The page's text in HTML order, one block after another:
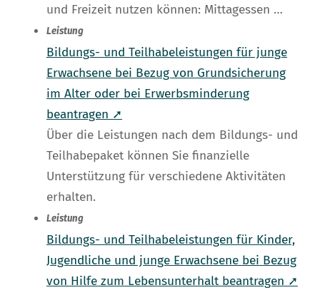
und Freizeit nutzen können: Mittagessen …
Leistung
Bildungs- und Teilhabeleistungen für junge
Erwachsene bei Bezug von Grundsicherung
im Alter oder bei Erwerbsminderung
beantragen ➚
Über die Leistungen nach dem Bildungs- und
Teilhabepaket können Sie finanzielle
Unterstützung für verschiedene Aktivitäten
erhalten.
Leistung
Bildungs- und Teilhabeleistungen für Kinder,
Jugendliche und junge Erwachsene bei Bezug
von Hilfe zum Lebensunterhalt beantragen ➚